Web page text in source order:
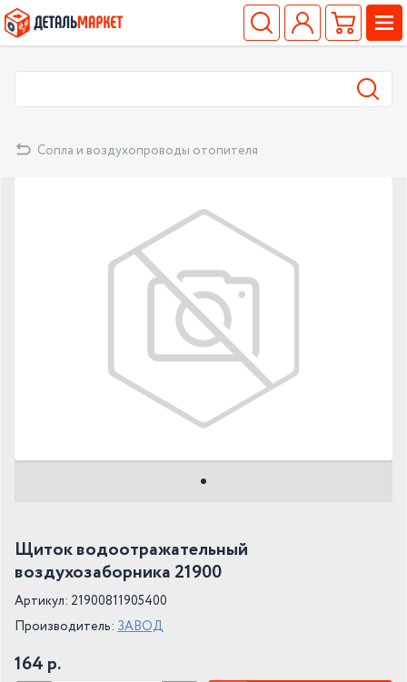
Сопла и воздухопроводы отопителя
Щиток водоотражательный
воздухозаборника 21900
Артикул: 21900811905400
Производитель: ЗАВОД
164 р.